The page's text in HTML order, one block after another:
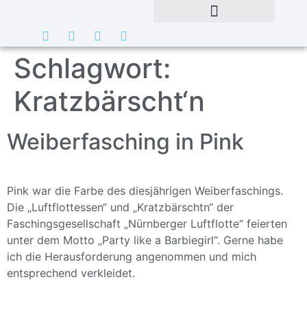
Schlagwort:
Kratzbärscht‘n
Weiberfasching in Pink
Pink war die Farbe des diesjährigen Weiberfaschings.
Die „Luftflottessen“ und „Kratzbärschtn“ der
Faschingsgesellschaft „Nürnberger Luftflotte“ feierten
unter dem Motto „Party like a Barbiegirl“. Gerne habe
ich die Herausforderung angenommen und mich
entsprechend verkleidet.